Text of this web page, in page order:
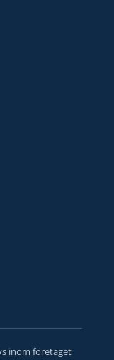
inom företaget